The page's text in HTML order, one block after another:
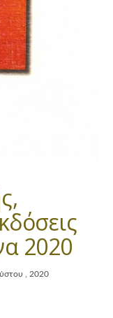
2020
, 2020